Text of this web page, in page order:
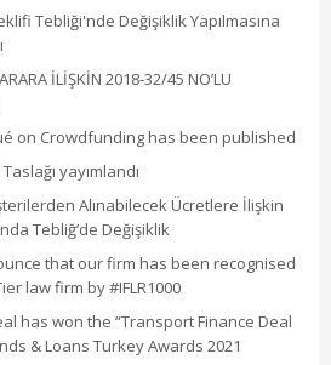
Tebliği'nde Değişiklik Yapılmasına
İLİŞKİN 2018-32/45 NO’LU
on Crowdfunding has been published
yayımlandı
Alınabilecek Ücretlere İlişkin
Tebliğ’de Değişiklik
that our firm has been recognised
law firm by #IFLR1000
has won the “Transport Finance Deal
& Loans Turkey Awards 2021